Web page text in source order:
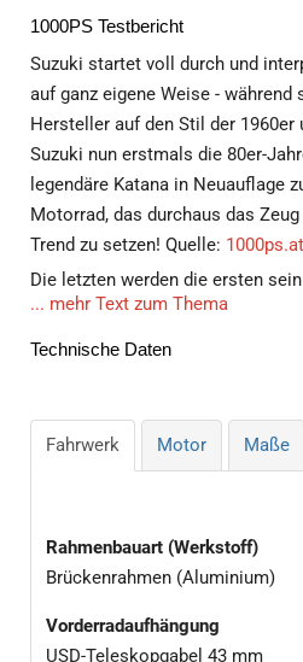
1000PS Testbericht
Suzuki startet voll durch und
auf ganz eigene Weise -
Hersteller auf den Stil der 1960er
Suzuki nun erstmals die 80er-
legendäre Katana in Neuauflage
Motorrad, das durchaus das
Trend zu setzen! Quelle: 1000ps.at
Die letzten werden die ersten
Weisheit nicht allzu viel zu tun
nicht. Manchmal ist es ja ganz
Suzuki hat lange gezögert – und
Katana einen Trend
Man kann nur schwer leugnen,
Hersteller ist, der sehr lange
... mehr Text zum Thema
Technische Daten
Fahrwerk Motor Maße
Rahmenbauart (Werkstoff)
Brückenrahmen (Aluminium)
Vorderradaufhängung
USD-Teleskopgabel 43 mm